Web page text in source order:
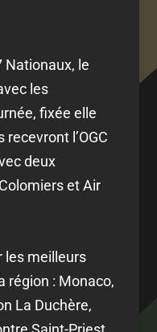
Nationaux, le
les
fixée elle
l’OGC
deux
et Air
les meilleurs
région : Monaco,
La Duchère,